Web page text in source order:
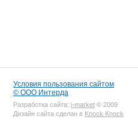
Условия пользования сайтом
© ООО Интерда
Разработка сайта: i-market © 2009
Дизайн сайта сделан в Knock Knock